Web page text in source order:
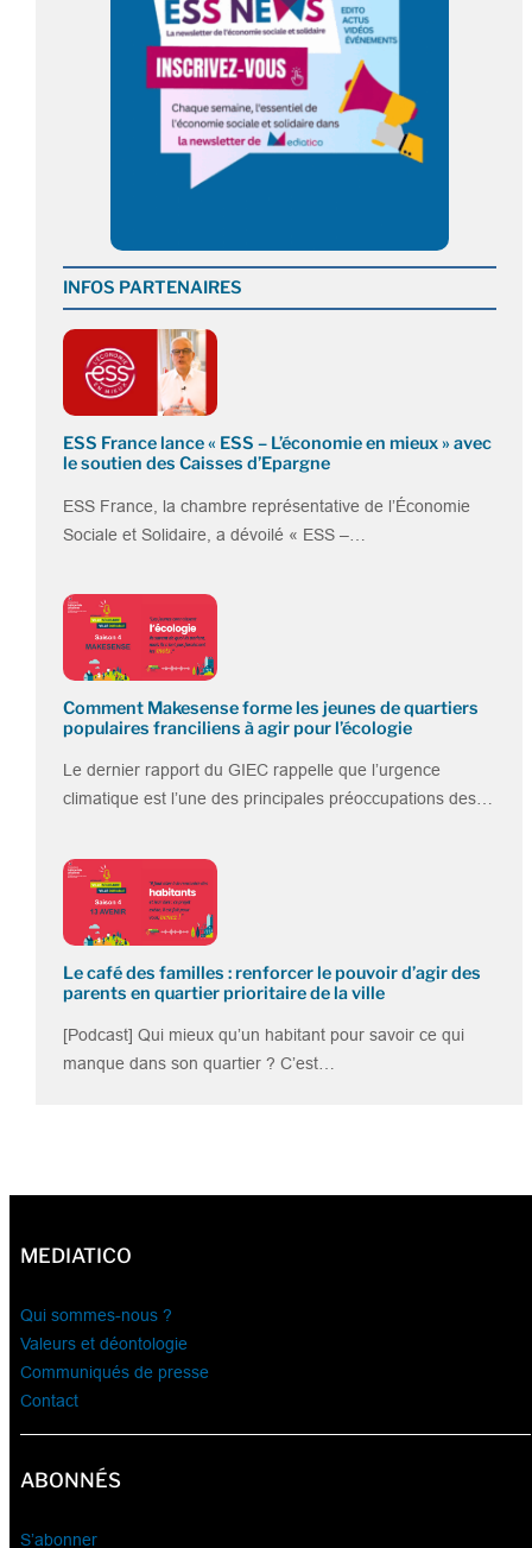
INFOS PARTENAIRES
ESS France lance « ESS – L’économie en mieux » avec
le soutien des Caisses d’Epargne
ESS France, la chambre représentative de l’Économie
Sociale et Solidaire, a dévoilé « ESS –…
Comment Makesense forme les jeunes de quartiers
populaires franciliens à agir pour l’écologie
Le dernier rapport du GIEC rappelle que l’urgence
climatique est l’une des principales préoccupations des…
Le café des familles : renforcer le pouvoir d’agir des
parents en quartier prioritaire de la ville
[Podcast] Qui mieux qu’un habitant pour savoir ce qui
manque dans son quartier ? C’est…
MEDIATICO
Qui sommes-nous ?
Valeurs et déontologie
Communiqués de presse
Contact
ABONNÉS
S’abonner